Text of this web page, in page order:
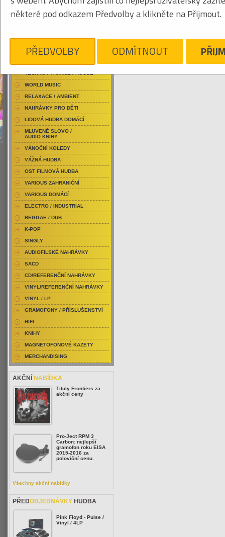
NITRO
Je nám líto, ale pro daný žánr/kategorii
RAP / HIP HOP DOMÁCÍ
RAP / HIP HOP ZAHRANIČNÍ
DVD / HUDBA
PUNK / HARDCORE
TECHNO / TRANCE / HOUSE
WORLD MUSIC
RELAXACE / AMBIENT
NAHRÁVKY PRO DĚTI
LIDOVÁ HUDBA DOMÁCÍ
MLUVENÉ SLOVO /
AUDIO KNIHY
VÁNOČNÍ KOLEDY
VÁŽNÁ HUDBA
OST FILMOVÁ HUDBA
VARIOUS ZAHRANIČNÍ
VARIOUS DOMÁCÍ
ELECTRO / INDUSTRIAL
REGGAE / DUB
K-POP
SINGLY
AUDIOFILSKÉ NAHRÁVKY
SACD
CD/REFERENČNÍ NAHRÁVKY
VINYL/REFERENČNÍ NAHRÁVKY
VINYL / LP
GRAMOFONY / PŘÍSLUŠENSTVÍ
HIFI
KNIHY
MAGNETOFONOVÉ KAZETY
MERCHANDISING
AKČNÍ NABÍDKA
Tituly Frontiers za
akční ceny
Pro-Ject RPM 3
Carbon: nejlepší
gramofon roku EISA
2015-2016 za
poloviční cenu.
Všechny akční nabídky
PŘEDOBJEDNÁVKY HUDBA
Pink Floyd - Pulse /
Vinyl / 4LP
některé pod odkazem Předvolby a klikněte na Přijmout.
PŘEDVOLBY ODMÍTNOUT